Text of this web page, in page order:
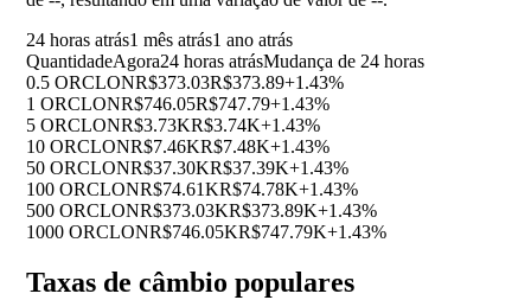
24 horas atrás1 mês atrás1 ano atrás
QuantidadeAgora24 horas atrásMudança de 24 horas
0.5 ORCLONR$373.03R$373.89+1.43%
1 ORCLONR$746.05R$747.79+1.43%
5 ORCLONR$3.73KR$3.74K+1.43%
10 ORCLONR$7.46KR$7.48K+1.43%
50 ORCLONR$37.30KR$37.39K+1.43%
100 ORCLONR$74.61KR$74.78K+1.43%
500 ORCLONR$373.03KR$373.89K+1.43%
1000 ORCLONR$746.05KR$747.79K+1.43%
Taxas de câmbio populares